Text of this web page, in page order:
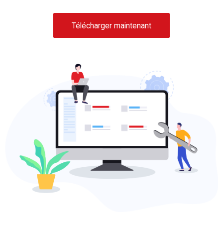
Télécharger maintenant